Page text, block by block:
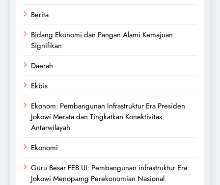
Berita
Bidang Ekonomi dan Pangan Alami Kemajuan
Signifikan
Daerah
Ekbis
Ekonom: Pembangunan Infrastruktur Era Presiden
Jokowi Merata dan Tingkatkan Konektivitas
Antarwilayah
Ekonomi
Guru Besar FEB UI: Pembangunan infrastruktur Era
Jokowi Menopamg Perekonomian Nasional